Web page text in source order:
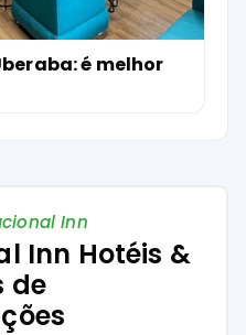
é melhor
Inn
Inn Hotéis &
de